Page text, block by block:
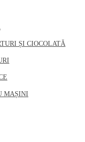
ȘI CIOCOLATĂ
MAȘINI